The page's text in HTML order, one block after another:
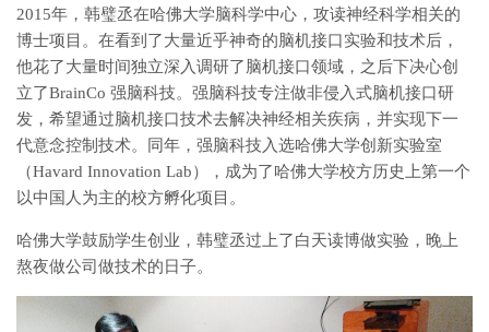
2015年，韩璧丞在哈佛大学脑科学中心，攻读神经科学相关的
博士项目。在看到了大量近乎神奇的脑机接口实验和技术后，
他花了大量时间独立深入调研了脑机接口领域，之后下决心创
立了BrainCo 强脑科技。强脑科技专注做非侵入式脑机接口研
发，希望通过脑机接口技术去解决神经相关疾病，并实现下一
代意念控制技术。同年，强脑科技入选哈佛大学创新实验室
（Havard Innovation Lab），成为了哈佛大学校方历史上第一个
以中国人为主的校方孵化项目。
哈佛大学鼓励学生创业，韩璧丞过上了白天读博做实验，晚上
熬夜做公司做技术的日子。